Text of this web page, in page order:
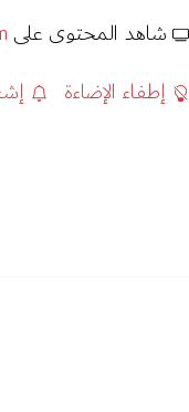
شاهد المحتوى على
إطفاء الإضاءة